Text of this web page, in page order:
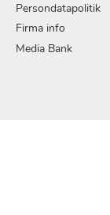
Persondatapolitik
Firma info
Media Bank